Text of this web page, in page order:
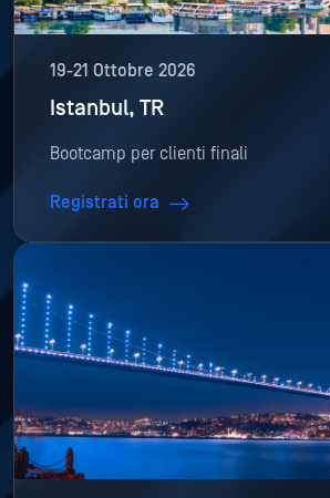
19-21 Ottobre 2026
Istanbul, TR
Bootcamp per clienti finali
Registrati ora